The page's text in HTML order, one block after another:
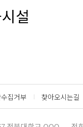
설
집거부 찾아오시는길